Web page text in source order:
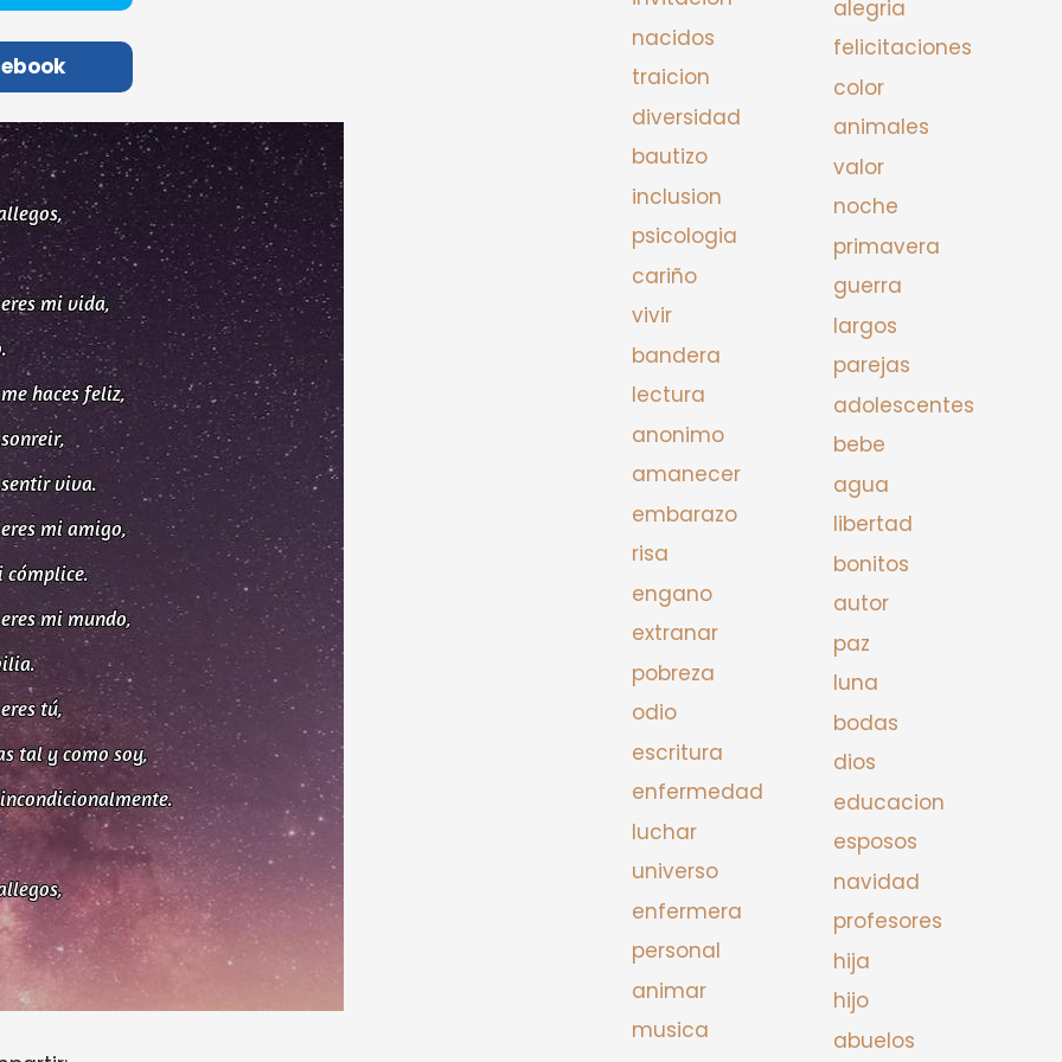
nacidos
traicion
diversidad
bautizo
inclusion
psicologia
cariño
vivir
bandera
lectura
anonimo
amanecer
embarazo
risa
engano
extranar
pobreza
odio
escritura
enfermedad
luchar
universo
enfermera
personal
animar
musica
alegria
felicitaciones
color
animales
valor
noche
primavera
guerra
largos
parejas
adolescentes
bebe
agua
libertad
bonitos
autor
paz
luna
bodas
dios
educacion
esposos
navidad
profesores
hija
hijo
abuelos